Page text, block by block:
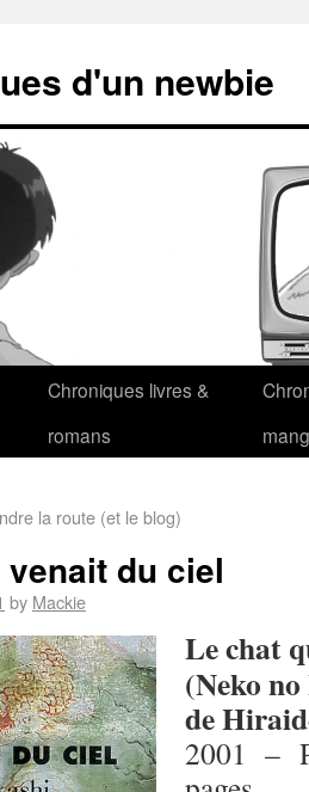
d'un newbie
Chroniques livres &
romans
la route (et le blog)
du ciel
by Mackie
Le chat
(Neko
de
2001 –